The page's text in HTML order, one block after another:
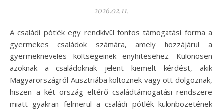
2026.02.11.
A családi pótlék egy rendkívül fontos támogatási forma a
gyermekes családok számára, amely hozzájárul a
gyermeknevelés költségeinek enyhítéséhez. Különösen
azoknak a családoknak jelent kiemelt kérdést, akik
Magyarországról Ausztriába költöznek vagy ott dolgoznak,
hiszen a két ország eltérő családtámogatási rendszere
miatt gyakran felmerül a családi pótlék különbözetének